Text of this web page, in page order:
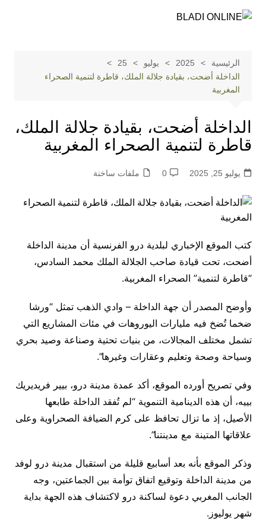
الرئيسية 2025 يوليو
25
الداخلة أضحت، بقيادة جلالة الملك، قاطرة لتنمية الصحراء
المغربية
الداخلة أضحت، بقيادة جلالة الملك،
قاطرة لتنمية الصحراء المغربية
يوليو 25, 2025 0 ملفات ساخنة
كتب الموقع الإخباري لبلدية درو الفرنسية أن مدينة الداخلة
أضحت، تحت قيادة صاحب الجلالة الملك محمد السادس،
“قاطرة لتنمية” الصحراء المغربية.
وأوضح المصدر أن جهة الداخلة – وادي الذهب تمثل “ورشا
ضخما تُضخ فيه مليارات اليوروهات في مئات المشاريع التي
تشمل مختلف المجالات، من بنيات تحتية وصناعة وصيد بحري
وسياحة وصحة وتعليم وعقارات وغيرها”.
وفي تصريح أورده الموقع، أكد عمدة مدينة درو، بيير فريديريك
بييه، أن هذه الدينامية التنموية “لم تُفقد الداخلة طابعها
الأصيل، إذ ما تزال تحافظ على كرم الضيافة الصحراوية وعلى
علاقاتها المتينة مع مدينتنا”.
وذكر الموقع بأنه بعد أسابيع قليلة من استقبال مدينة درو لوفد
من مدينة الداخلة وتوقيع اتفاق توأمة بين الجماعتين، وجه
الجانب المغربي دعوة لساكنة درو لاكتشاف هذه الجهة بداية
شهر يوليوز.